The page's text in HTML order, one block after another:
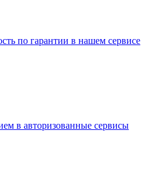
по гарантии в нашем сервисе
в авторизованные сервисы